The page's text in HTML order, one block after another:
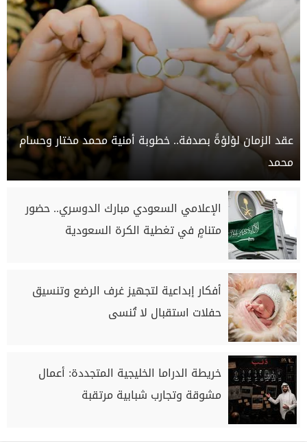
عقد الزمان لؤلؤةً بصدفة.. خطوبة أمنية محمد مختار وحسام
محمد
الإعلامي السعودي مبارك الدوسري.. حضور
متنامٍ في تغطية الكرة السعودية
أفكار إبداعية لتجهيز غرف الرضع وتنسيق
حفلات استقبال لا تُنسى
خريطة الدراما الخليجية المتجددة: أعمال
مشوقة وتجارب شبابية مرتقبة